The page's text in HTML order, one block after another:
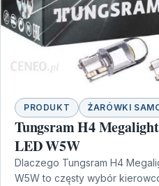
PRODUKT ŻARÓWKI
Tungsram H4
LED W5W
Dlaczego Tungsram H4
W5W to częsty wybór